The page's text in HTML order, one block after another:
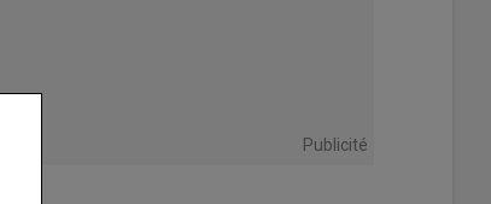
Publicité